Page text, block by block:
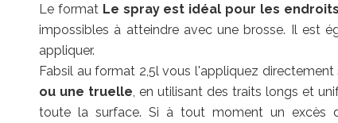
Le format Le spray est idéal pour les
impossibles à atteindre avec une brosse. Il est
appliquer.
Fabsil au format 2,5l vous l'appliquez directement
ou une truelle , en utilisant des traits longs et
toute la surface. Si à tout moment un excès